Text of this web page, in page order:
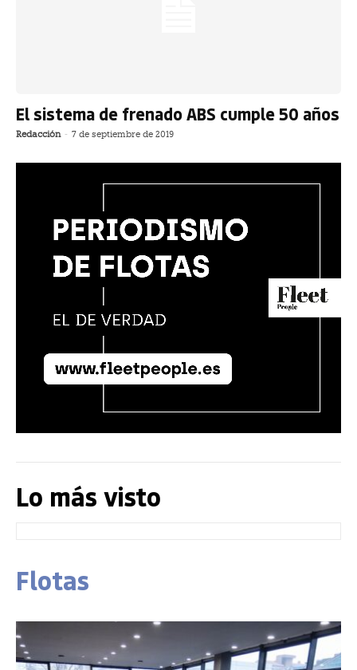
El sistema de frenado ABS cumple 50 años
Redacción - 7 de septiembre de 2019
Lo más visto
Flotas